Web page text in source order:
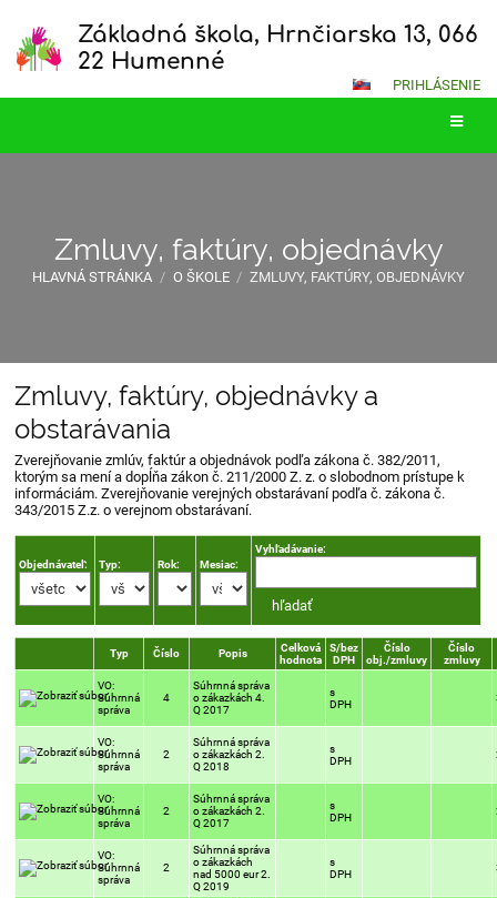
Základná škola, Hrnčiarska 13, 066
22 Humenné
PRIHLÁSENIE
Zmluvy, faktúry, objednávky
HLAVNÁ STRÁNKA / O ŠKOLE / ZMLUVY, FAKTÚRY, OBJEDNÁVKY
Zmluvy,
faktúry,
objednávky
Zmluvy, faktúry, objednávky a
obstarávania
Zverejňovanie zmlúv, faktúr a objednávok podľa zákona č. 382/2011,
ktorým sa mení a dopĺňa zákon č. 211/2000 Z. z. o slobodnom prístupe k
informáciám. Zverejňovanie verejných obstarávaní podľa č. zákona č.
343/2015 Z.z. o verejnom obstarávaní.
Objednávateľ: Typ: Rok: Mesiac:
Vyhľadávanie:
Typ Číslo Popis
Celková
hodnota
S/bez
DPH
Číslo
obj./zmluvy
Číslo
zmluvy
VO:
Súhrnná
správa
4
Súhrnná správa
o zákazkách 4.
Q 2017
s
DPH
VO:
Súhrnná
správa
2
Súhrnná správa
o zákazkách 2.
Q 2018
s
DPH
VO:
Súhrnná
správa
2
Súhrnná správa
o zákazkách 2.
Q 2017
s
DPH
VO:
Súhrnná
správa
2
Súhrnná správa
o zákazkách
nad 5000 eur 2.
Q 2019
s
DPH